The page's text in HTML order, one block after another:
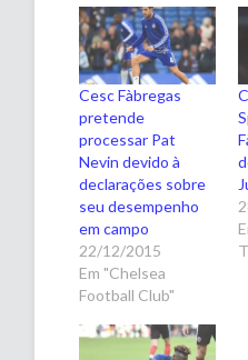
Cesc Fàbregas
pretende
processar Pat
Nevin devido à
declarações sobre
seu desempenho
em campo
22/12/2015
Em "Chelsea
Football Club"